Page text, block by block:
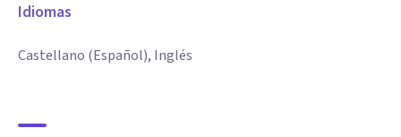
Idiomas
Castellano (Español), Inglés